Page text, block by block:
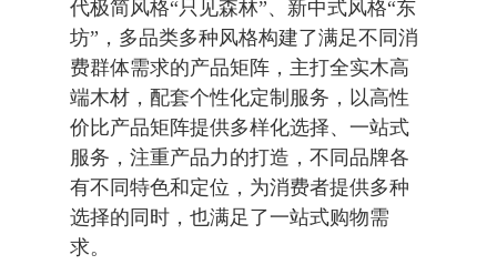
代极简风格“只见森林”、新中式风格“东
坊”，多品类多种风格构建了满足不同消
费群体需求的产品矩阵，主打全实木高
端木材，配套个性化定制服务，以高性
价比产品矩阵提供多样化选择、一站式
服务，注重产品力的打造，不同品牌各
有不同特色和定位，为消费者提供多种
选择的同时，也满足了一站式购物需
求。